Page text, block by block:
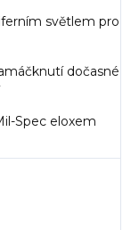
světlem pro
dočasné
Spec eloxem